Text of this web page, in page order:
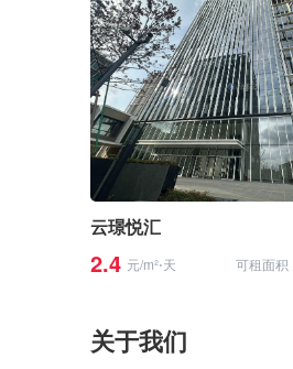
云璟悦汇
2.4 元/m²⋅天 可租面积
关于我们